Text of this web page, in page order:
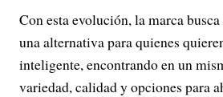
Con esta evolución, la marca
una alternativa para quienes
inteligente, encontrando en un
variedad, calidad y opciones para